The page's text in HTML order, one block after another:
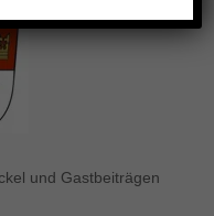
und Gastbeiträgen